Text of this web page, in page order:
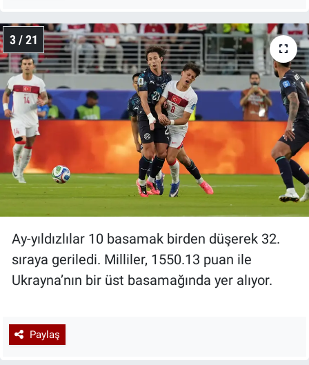
3 / 21
Ay-yıldızlılar 10 basamak birden düşerek 32.
sıraya geriledi. Milliler, 1550.13 puan ile
Ukrayna’nın bir üst basamağında yer alıyor.
Paylaş